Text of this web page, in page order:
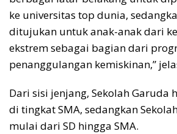
ke universitas top dunia,
ditujukan untuk anak-anak dari
ekstrem sebagai bagian dari
penanggulangan kemiskinan,”
Dari sisi jenjang, Sekolah Garuda
di tingkat SMA, sedangkan
mulai dari SD hingga SMA.